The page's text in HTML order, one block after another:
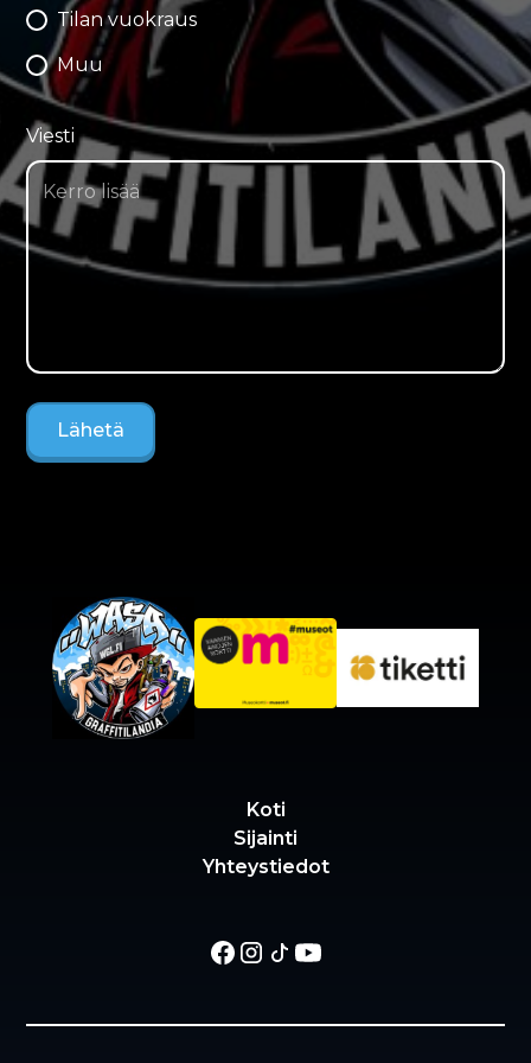
Tilan vuokraus
Muu
Viesti
Koti
Sijainti
Yhteystiedot